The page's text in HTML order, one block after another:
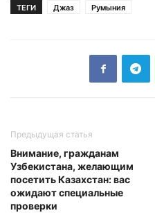
ТЕГИ Джаз Румыния
Предыдущая статья
Внимание, гражданам
Узбекистана, желающим
посетить Казахстан: вас
ожидают специальные
проверки